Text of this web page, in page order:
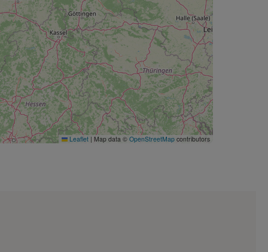
Leaflet | Map data © OpenStreetMap contributors